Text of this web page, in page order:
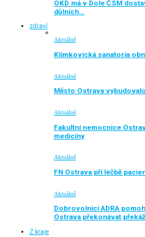
OKD má v Dole ČSM
důlních…
zdraví
Aktuálně
Klimkovická sanatoria
Aktuálně
Město Ostrava
Aktuálně
Fakultní nemocnice
medicíny
Aktuálně
FN Ostrava při léčbě
Aktuálně
Dobrovolníci ADRA
Ostrava překonávat
Z kraje